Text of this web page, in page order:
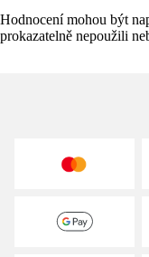
Hodnocení mohou být
prokazatelně nepoužili